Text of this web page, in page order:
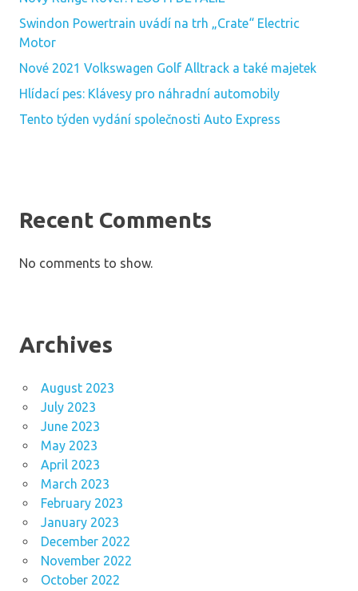
Swindon Powertrain uvádí na trh „Crate“ Electric
Motor
Nové 2021 Volkswagen Golf Alltrack a také majetek
Hlídací pes: Klávesy pro náhradní automobily
Tento týden vydání společnosti Auto Express
Recent Comments
No comments to show.
Archives
August 2023
July 2023
June 2023
May 2023
April 2023
March 2023
February 2023
January 2023
December 2022
November 2022
October 2022